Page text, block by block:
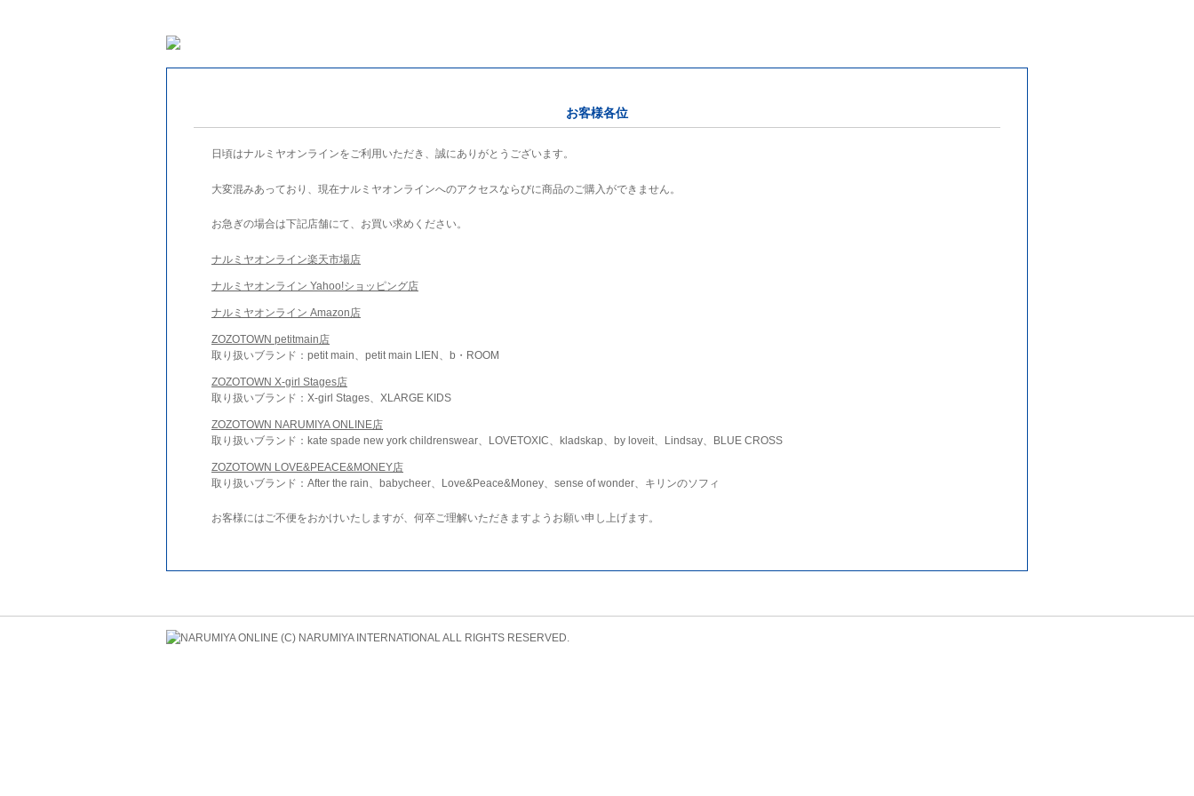
お客様各位
日頃はナルミヤオンラインをご利用いただき、誠にありがとうございます。
大変混みあっており、現在ナルミヤオンラインへのアクセスならびに商品のご購入ができません。
お急ぎの場合は下記店舗にて、お買い求めください。
ナルミヤオンライン楽天市場店
ナルミヤオンライン Yahoo!ショッピング店
ナルミヤオンライン Amazon店
ZOZOTOWN petitmain店
取り扱いブランド：petit main、petit main LIEN、b・ROOM
ZOZOTOWN X-girl Stages店
取り扱いブランド：X-girl Stages、XLARGE KIDS
ZOZOTOWN NARUMIYA ONLINE店
取り扱いブランド：kate spade new york childrenswear、LOVETOXIC、kladskap、by loveit、Lindsay、BLUE CROSS
ZOZOTOWN LOVE&PEACE&MONEY店
取り扱いブランド：After the rain、babycheer、Love&Peace&Money、sense of wonder、キリンのソフィ
お客様にはご不便をおかけいたしますが、何卒ご理解いただきますようお願い申し上げます。